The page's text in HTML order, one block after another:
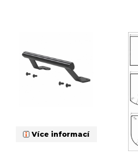
Více informací